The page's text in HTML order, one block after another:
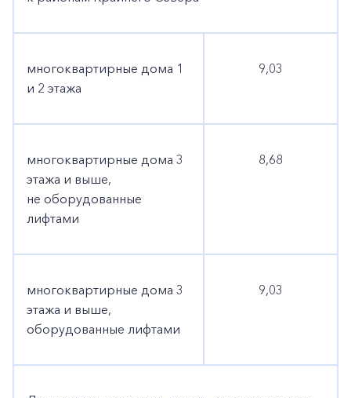
многоквартирные дома 1
и 2 этажа
9,03
многоквартирные дома 3
этажа и выше,
не оборудованные
лифтами
8,68
многоквартирные дома 3
этажа и выше,
оборудованные лифтами
9,03